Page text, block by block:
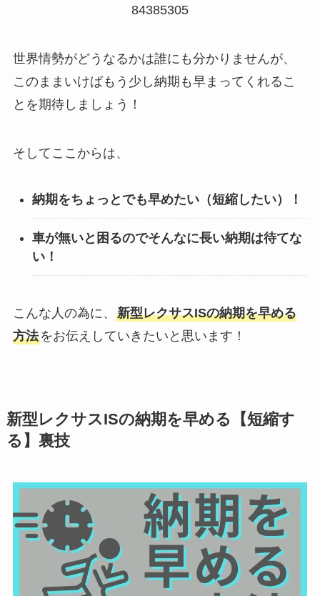
84385305
世界情勢がどうなるかは誰にも分かりませんが、
このままいけばもう少し納期も早まってくれるこ
とを期待しましょう！
そしてここからは、
納期をちょっとでも早めたい（短縮したい）！
車が無いと困るのでそんなに長い納期は待てな
い！
こんな人の為に、 新型レクサスISの納期を早める
方法をお伝えしていきたいと思います！
新型レクサスISの納期を早める【短縮す
る】裏技